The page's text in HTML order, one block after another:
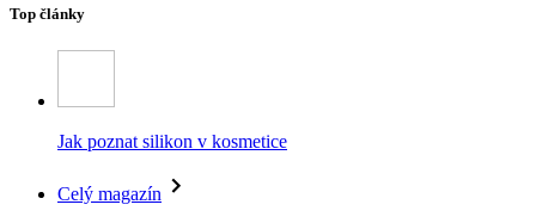
Top články
Jak poznat silikon v kosmetice
Celý magazín